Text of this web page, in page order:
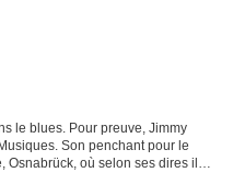
le blues. Pour preuve, Jimmy
Son penchant pour le
Osnabrück, où selon ses dires il